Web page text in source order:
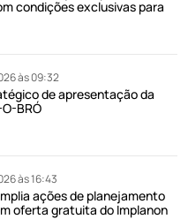
condições exclusivas para
às 09:32
de apresentação da
BRÓ
às 16:43
ações de planejamento
oferta gratuita do Implanon